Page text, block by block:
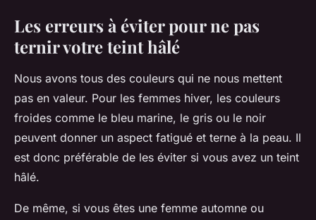
Les erreurs à éviter pour ne pas
ternir votre teint hâlé
Nous avons tous des couleurs qui ne nous mettent
pas en valeur. Pour les femmes hiver, les couleurs
froides comme le bleu marine, le gris ou le noir
peuvent donner un aspect fatigué et terne à la peau. Il
est donc préférable de les éviter si vous avez un teint
hâlé.
De même, si vous êtes une femme automne ou